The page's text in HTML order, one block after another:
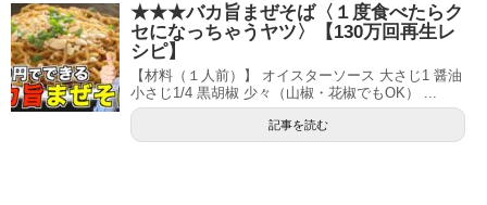
★★★バカ旨まぜそば〈１度食べたらク
セになっちゃうヤツ〉【130万回再生レ
シピ】
【材料（１人前）】 オイスターソース 大さじ1 醤油
小さじ1/4 黒胡椒 少々（山椒・花椒でもOK） ...
記事を読む